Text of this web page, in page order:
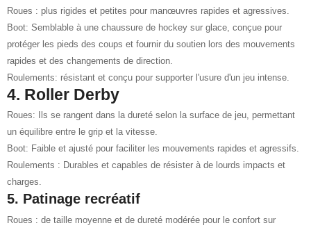
Roues : plus rigides et petites pour manœuvres rapides et agressives.
Boot: Semblable à une chaussure de hockey sur glace, conçue pour
protéger les pieds des coups et fournir du soutien lors des mouvements
rapides et des changements de direction.
Roulements: résistant et conçu pour supporter l'usure d'un jeu intense.
4. Roller Derby
Roues: Ils se rangent dans la dureté selon la surface de jeu, permettant
un équilibre entre le grip et la vitesse.
Boot: Faible et ajusté pour faciliter les mouvements rapides et agressifs.
Roulements : Durables et capables de résister à de lourds impacts et
charges.
5. Patinage recréatif
Roues : de taille moyenne et de dureté modérée pour le confort sur